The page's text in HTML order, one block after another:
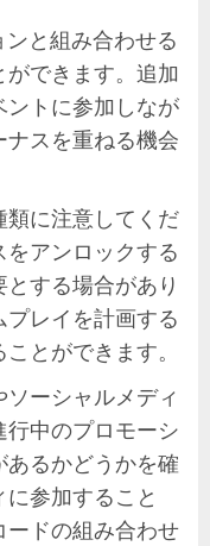
と組み合わせる
できます。追加
トに参加しなが
ナスを重ねる機会
に注意してくだ
アンロックする
する場合があり
レイを計画する
とができます。
ーシャルメディ
中のプロモーシ
あるかどうかを確
参加すること
ドの組み合わせ